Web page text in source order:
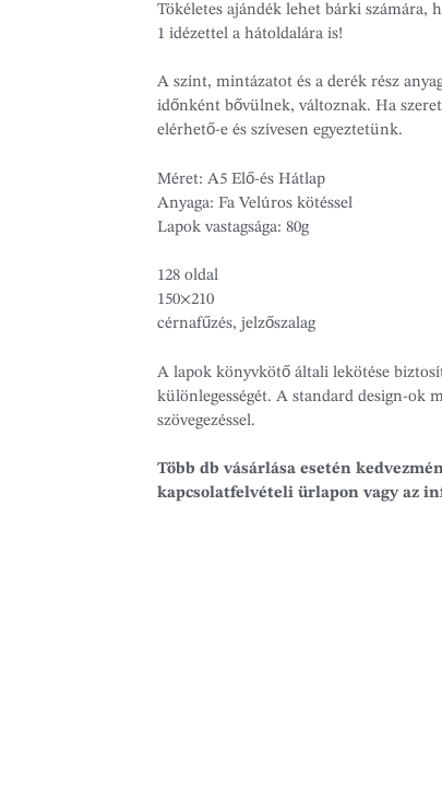
Tökéletes ajándék lehet bárki számára,
1 idézettel a hátoldalára is!
A színt, mintázatot és a derék rész
időnként bővülnek, változnak. Ha
elérhető-e és szívesen egyeztetünk.
Méret: A5 Elő-és Hátlap
Anyaga: Fa Velúros kötéssel
Lapok vastagsága: 80g
128 oldal
150×210
cérnafűzés, jelzőszalag
A lapok könyvkötő általi lekötése
különlegességét. A standard design-ok
szövegezéssel.
Több db vásárlása esetén
kapcsolatfelvételi ürlapon vagy az